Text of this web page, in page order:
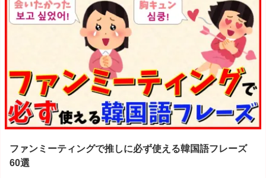
ファンミーティングで推しに必ず使える韓国語フレーズ
60選